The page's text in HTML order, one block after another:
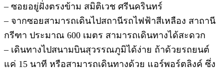
– ซอยอยู่ฝั่งตรงข้าม สมิติเวช ศรีนครินทร์
– จากซอยสามารถเดินไปสถานีรถไฟฟ้าสีเหลือง สาถานี
กรีฑา ประมาณ 600 เมตร สามารถเดินทางได้สะดวก
– เดินทางไปสนามบินสุวรรณภูมิได้ง่าย ถ้าด้วยรถยนต์
แค่ 15 นาที หรือสามารถเดินทางด้วย แอร์พอร์ตลิงค์ ซึ่ง